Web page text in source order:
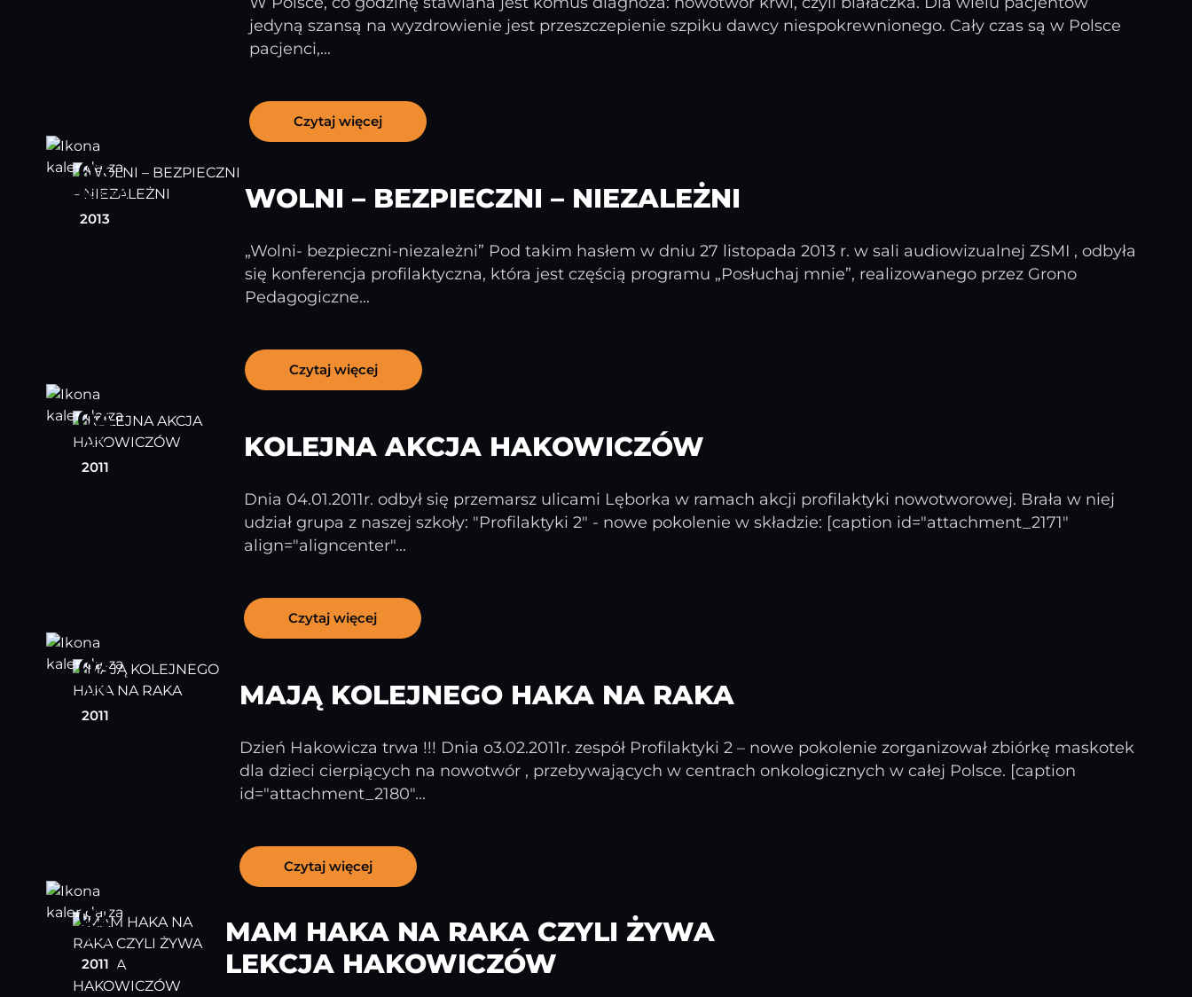
jedyną szansą na wyzdrowienie jest przeszczepienie szpiku dawcy niespokrewnionego. Cały czas są w Polsce
pacjenci,...
Czytaj więcej
03
grudzień
2013
WOLNI – BEZPIECZNI – NIEZALEŻNI
„Wolni- bezpieczni-niezależni” Pod takim hasłem w dniu 27 listopada 2013 r. w sali audiowizualnej ZSMI , odbyła
się konferencja profilaktyczna, która jest częścią programu „Posłuchaj mnie”, realizowanego przez Grono
Pedagogiczne...
Czytaj więcej
04
luty
2011
KOLEJNA AKCJA HAKOWICZÓW
Dnia 04.01.2011r. odbył się przemarsz ulicami Lęborka w ramach akcji profilaktyki nowotworowej. Brała w niej
udział grupa z naszej szkoły: "Profilaktyki 2" - nowe pokolenie w składzie: [caption id="attachment_2171"
align="aligncenter"...
Czytaj więcej
03
luty
2011
MAJĄ KOLEJNEGO HAKA NA RAKA
Dzień Hakowicza trwa !!! Dnia o3.02.2011r. zespół Profilaktyki 2 – nowe pokolenie zorganizował zbiórkę maskotek
dla dzieci cierpiących na nowotwór , przebywających w centrach onkologicznych w całej Polsce. [caption
id="attachment_2180"...
Czytaj więcej
02
luty
2011
MAM HAKA NA RAKA CZYLI ŻYWA
LEKCJA HAKOWICZÓW